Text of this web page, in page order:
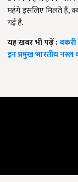
महंगे इसलिए मिलते हैं,
गई है.
यह खबर भी पढ़ें :
इन प्रमुख भारतीय